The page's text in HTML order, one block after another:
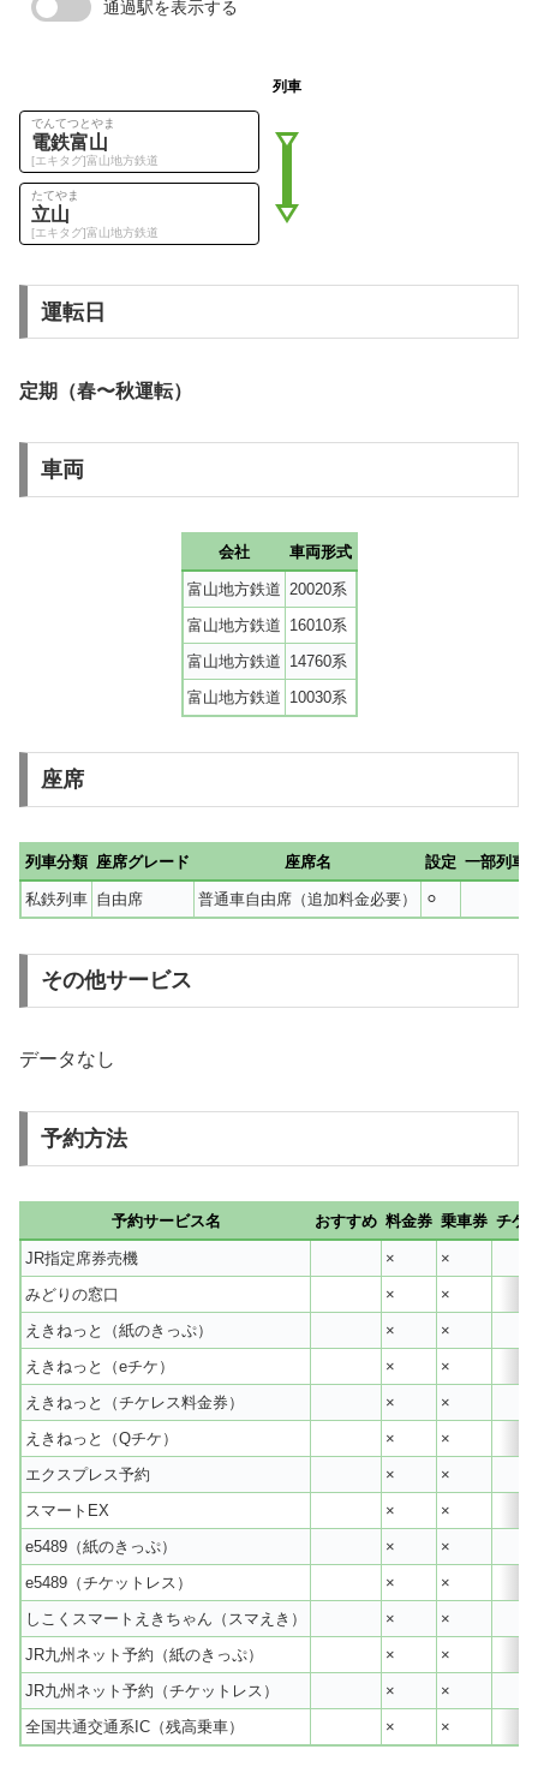
通過駅を表示する
列車
でんてつとやま
電鉄富山
[エキタグ]富山地方鉄道
たてやま
立山
[エキタグ]富山地方鉄道
運転日
定期（春〜秋運転）
車両
会社 車両形式
富山地方鉄道 20020系
富山地方鉄道 16010系
富山地方鉄道 14760系
富山地方鉄道 10030系
座席
列車分類 座席グレード 座席名 設定 一部列車
私鉄列車 自由席 普通車自由席（追加料金必要） ⚪︎
その他サービス
データなし
予約方法
予約サービス名 おすすめ 料金券 乗車券 チケ
JR指定席券売機 ×
×
みどりの窓口
×
×
えきねっと（紙のきっぷ）
×
×
えきねっと（eチケ）
×
×
えきねっと（チケレス料金券）
×
×
えきねっと（Qチケ）
×
×
エクスプレス予約
×
×
スマートEX
×
×
e5489（紙のきっぷ）
×
×
e5489（チケットレス）
×
×
しこくスマートえきちゃん（スマえき）
×
×
JR九州ネット予約（紙のきっぷ）
×
×
JR九州ネット予約（チケットレス）
×
×
全国共通交通系IC（残高乗車）
× ×